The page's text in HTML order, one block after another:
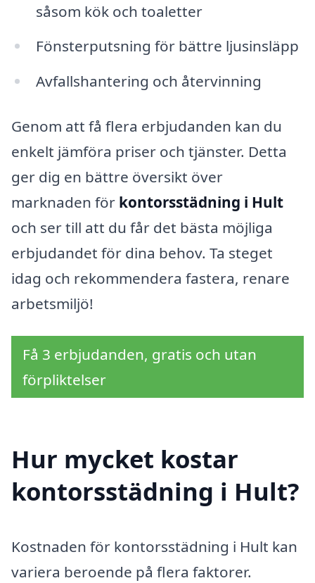
såsom kök och toaletter
Fönsterputsning för bättre ljusinsläpp
Avfallshantering och återvinning
Genom att få flera erbjudanden kan du
enkelt jämföra priser och tjänster. Detta
ger dig en bättre översikt över
marknaden för kontorsstädning i Hult
och ser till att du får det bästa möjliga
erbjudandet för dina behov. Ta steget
idag och rekommendera fastera, renare
arbetsmiljö!
Få 3 erbjudanden, gratis och utan
förpliktelser
Hur mycket kostar
kontorsstädning i Hult?
Kostnaden för kontorsstädning i Hult kan
variera beroende på flera faktorer.